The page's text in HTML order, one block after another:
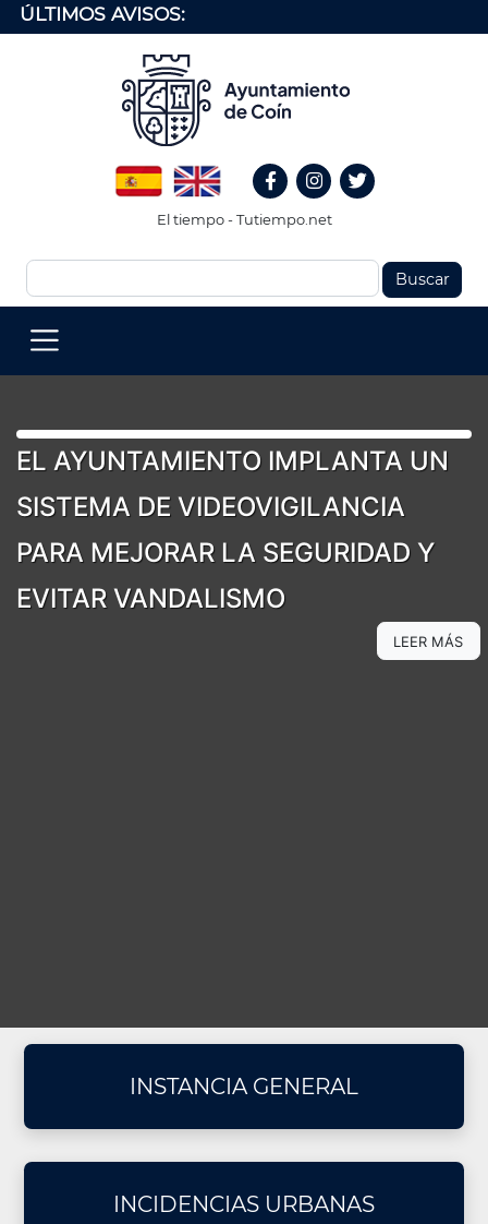
Pasar
al
ÚLTIMOS AVISOS:
Spanish English
Redes
Sociales
Header
El tiempo - Tutiempo.net
PRINCIPAL
LEER MÁS
EL AYUNTAMIENTO IMPLANTA UN
SISTEMA DE VIDEOVIGILANCIA
PARA MEJORAR LA SEGURIDAD Y
EVITAR VANDALISMO
LEER MÁS
LEER MÁS
Portada:
secundario INSTANCIA GENERAL
INCIDENCIAS URBANAS